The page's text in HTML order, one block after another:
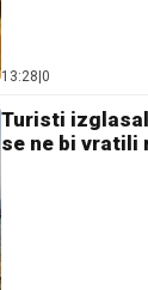
13:28 0
Turisti
se ne bi vratili